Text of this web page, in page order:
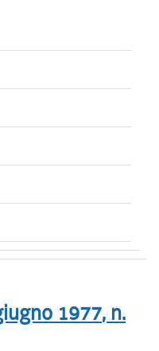
1977, n.